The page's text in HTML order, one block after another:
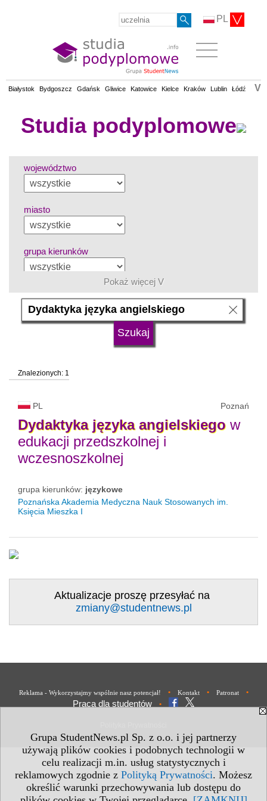
Grupa StudentNews.pl Sp. z o.o. i jej partnerzy
używają plików cookies i podobnych technologii w
celu realizacji m.in. usług statystycznych i
reklamowych zgodnie z Polityką Prywatności. Możesz
określić warunki przechowywania lub dostępu do
PL
Białystok Bydgoszcz Gdańsk Gliwice Katowice Kielce Kraków Lublin Łódź V
Studia podyplomowe
województwo
miasto
grupa kierunków
język
status uczelni
Pokaż więcej V
Znalezionych: 1
PL Poznań
Dydaktyka języka angielskiego w
edukacji przedszkolnej i
wczesnoszkolnej
grupa kierunków: językowe
Poznańska Akademia Medyczna Nauk Stosowanych im.
Księcia Mieszka I
Aktualizacje proszę przesyłać na
zmiany@studentnews.pl
Reklama - Wykorzystajmy wspólnie nasz potencjał! • Kontakt • Patronat •
Praca dla studentów •